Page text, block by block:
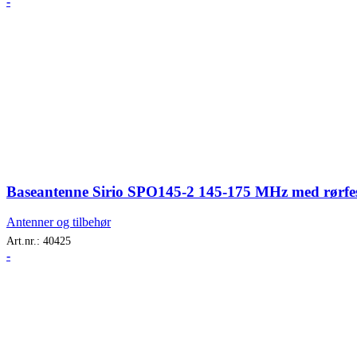
Baseantenne Sirio SPO145-2 145-175 MHz med
Antenner og tilbehør
Art.nr.: 40425
-